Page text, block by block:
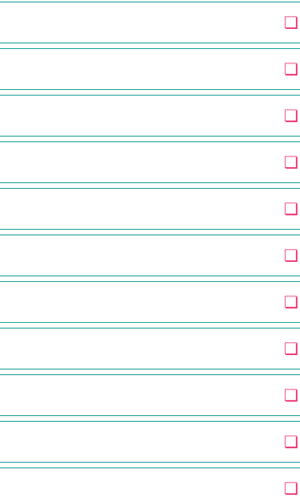
❏
❏
❏
❏
❏
❏
❏
❏
❏
❏
❏